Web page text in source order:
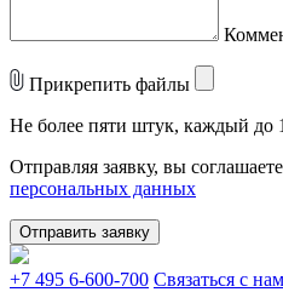
Прикрепить файлы
Не более пяти штук, каждый до
Отправляя заявку, вы
персональных данных
Отправить заявку
+7 495 6-600-700 Связаться с